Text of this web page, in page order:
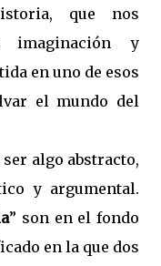
que nos
y
en uno de esos
el mundo del
algo abstracto,
y argumental.
” son en el fondo
en la que dos